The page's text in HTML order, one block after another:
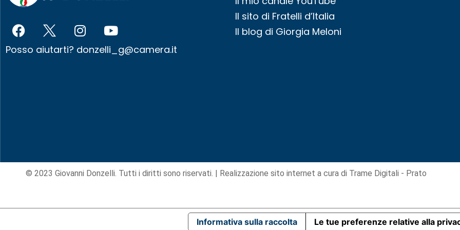
Posso aiutarti? donzelli_g@camera.it
Il sito di Fratelli d’Italia
Il blog di Giorgia Meloni
© 2023 Giovanni Donzelli. Tutti i diritti sono riservati. | Realizzazione sito interneta cura di Trame Digitali - Prato
Informativa sulla raccolta Le tue preferenze relative alla